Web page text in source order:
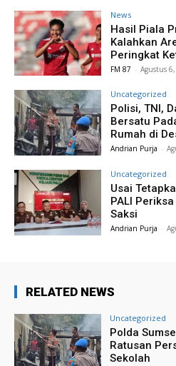
News
Hasil Piala
Kalahkan
Peringkat
FM 87 - Agustus
Uncategorized
Polisi, TNI,
Bersatu
Rumah di
Andrian Purja -
Uncategorized
Usai
PALI
Saksi
Andrian Purja -
RELATED NEWS
Uncategorized
Polda
Ratusan
Sekolah